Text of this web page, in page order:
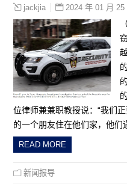
jackjia 2024 年 01 月 25
位律师兼兼职教授说：“我们
的一个朋友住在他们家，他们
READ MORE
新闻报导